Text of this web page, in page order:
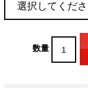
数量